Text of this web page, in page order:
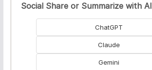
Social Share or Summarize with AI
ChatGPT
Claude
Gemini